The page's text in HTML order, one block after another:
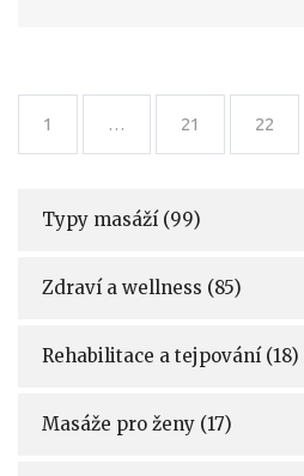
1 … 21 22
Typy masáží (99)
Zdraví a wellness (85)
Rehabilitace a tejpování (18)
Masáže pro ženy (17)